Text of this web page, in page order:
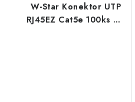
W-Star Konektor UTP
RJ45EZ Cat5e 100ks 3U